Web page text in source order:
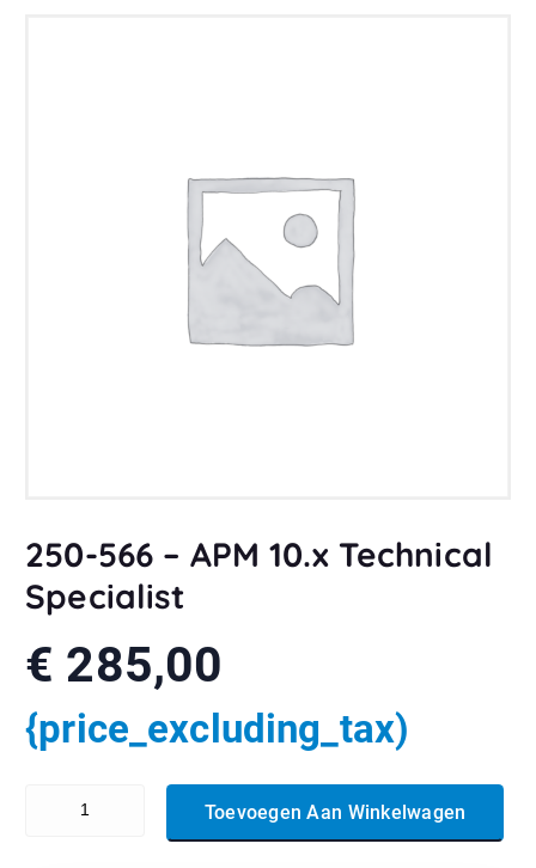
250-566 – APM 10.x Technical
Specialist
€ 285,00
{price_excluding_tax)
Toevoegen Aan Winkelwagen